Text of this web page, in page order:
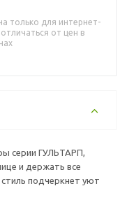
только для интернет-
от цен в
серии ГУЛЬТАРП,
и держать все
подчеркнет уют